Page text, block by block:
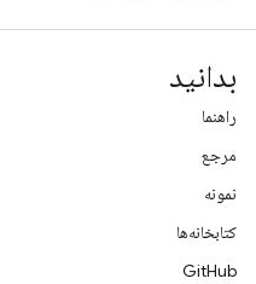
بدانید
راهنما
مرجع
نمونه
کتابخانه‌ها
GitHub